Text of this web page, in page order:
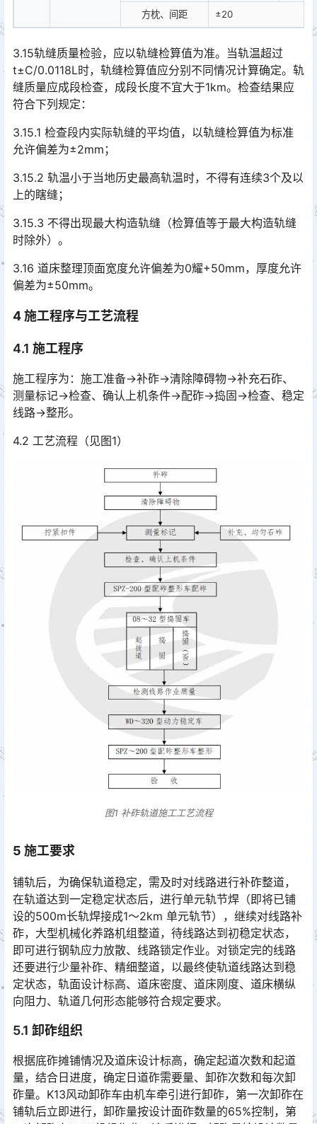
方枕、间距 ±20
3.15轨缝质量检验，应以轨缝检算值为准。当轨温超过
t±C/0.0118L时，轨缝检算值应分别不同情况计算确定。轨
缝质量应成段检查，成段长度不宜大于1km。检查结果应
符合下列规定：󠅅󠅃󠄵󠅂󠄪󠇖󠆨󠆨󠇕󠆞󠆒󠅬󠇘󠆭󠆘󠇙󠆝󠅵󠇗󠆭󠆁󠄐󠇗󠅹󠅸󠇖󠆍󠅳󠇖󠅹󠅰󠇖󠆌󠅹
3.15.1 检查段内实际轨缝的平均值，以轨缝检算值为标准
允许偏差为±2mm；
3.15.2 轨温小于当地历史最高轨温时，不得有连续3个及以
上的瞎缝；
3.15.3 不得出现最大构造轨缝（检算值等于最大构造轨缝
时除外）。
3.16 道床整理顶面宽度允许偏差为0耀+50mm，厚度允许
偏差为±50mm。
4施工程序与工艺流程
4.1 施工程序
施工程序为：施工准备→补砟→清除障碍物→补充石砟、
测量标记→检查、确认上机条件→配砟→捣固→检查、稳定
线路→整形。
4.2 工艺流程（见图1）
图1 补砟轨道施工工艺流程
5 施工要求
铺轨后，为确保轨道稳定，需及时对线路进行补砟整道，
在轨道达到一定稳定状态后，进行单元轨节焊（即将已铺
设的500m长轨焊接成1～2km 单元轨节），继续对线路补
砟，大型机械化养路机组整道，待线路达到初稳定状态，
即可进行钢轨应力放散、线路锁定作业。对锁定完的线路
还要进行少量补砟、精细整道，以最终使轨道线路达到稳
定状态，轨面设计标高、道床密度、道床刚度、道床横纵
向阻力、轨道几何形态能够符合规定要求。󠅅󠅃󠄵󠅂󠄪󠇖󠆨󠆨󠇕󠆞󠆒󠅬󠇘󠆭󠆘󠇙󠆝󠅵󠇗󠆭󠆁󠄐󠇗󠅹󠅸󠇖󠆍󠅳󠇖󠅹󠅰󠇖󠆌󠅹
5.1 卸砟组织
根据底砟摊铺情况及道床设计标高，确定起道次数和起道
量，结合日进度，确定日道砟需要量、卸砟次数和每次卸
砟量。K13风动卸砟车由机车牵引进行卸砟，第一次卸砟在
铺轨后立即进行，卸砟量按设计面砟数量的65%控制，第